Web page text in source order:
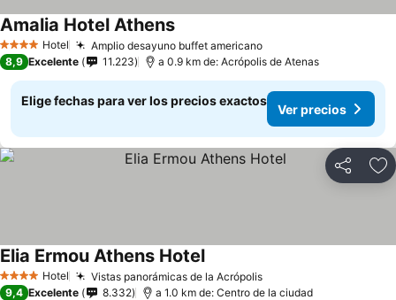
4 EstrellasHotel Amplio desayuno buffet americano
Amalia Hotel Athens
8,9 Excelente 11.223 a 0.9 km de: Acrópolis de Atenas
Elige fechas para ver los precios exactos
Ver precios
Compartir
4 EstrellasHotel Vistas panorámicas de la Acrópolis
Elia Ermou Athens Hotel
9,4 Excelente 8.332 a 1.0 km de: Centro de la ciudad